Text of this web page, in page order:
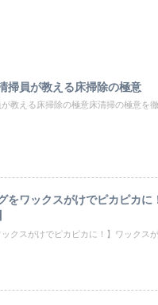
掃員が教える床掃除の極意
教える床掃除の極意床清掃の極意を徹
をワックスがけでピカピカ
ックスがけでピカピカに！】ワックス